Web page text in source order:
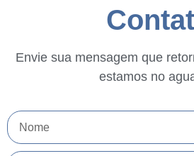
Envie sua mensagem que
estamos no